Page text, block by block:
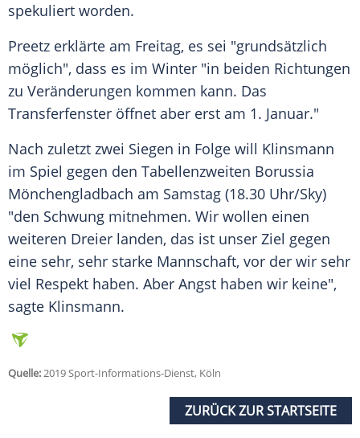
spekuliert worden.
Preetz erklärte am Freitag, es sei "grundsätzlich
möglich", dass es im Winter "in beiden Richtungen
zu Veränderungen kommen kann. Das
Transferfenster öffnet aber erst am 1. Januar."
Nach zuletzt zwei Siegen in Folge will Klinsmann
im Spiel gegen den Tabellenzweiten Borussia
Mönchengladbach am Samstag (18.30 Uhr/Sky)
"den Schwung mitnehmen. Wir wollen einen
weiteren Dreier landen, das ist unser Ziel gegen
eine sehr, sehr starke Mannschaft, vor der wir sehr
viel Respekt haben. Aber Angst haben wir keine",
sagte Klinsmann.
Quelle:2019 Sport-Informations-Dienst, Köln
ZURÜCK ZUR STARTSEITE